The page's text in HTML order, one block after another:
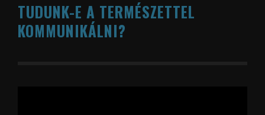
TUDUNK-E A TERMÉSZETTEL
KOMMUNIKÁLNI?